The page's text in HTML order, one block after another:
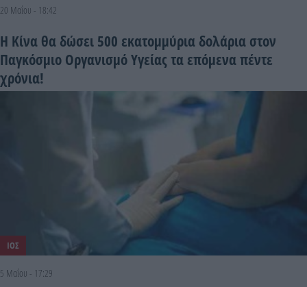
20 Μαΐου - 18:42
Η Κίνα θα δώσει 500 εκατομμύρια δολάρια στον
Παγκόσμιο Οργανισμό Υγείας τα επόμενα πέντε
χρόνια!
ΙΟΣ
5 Μαΐου - 17:29